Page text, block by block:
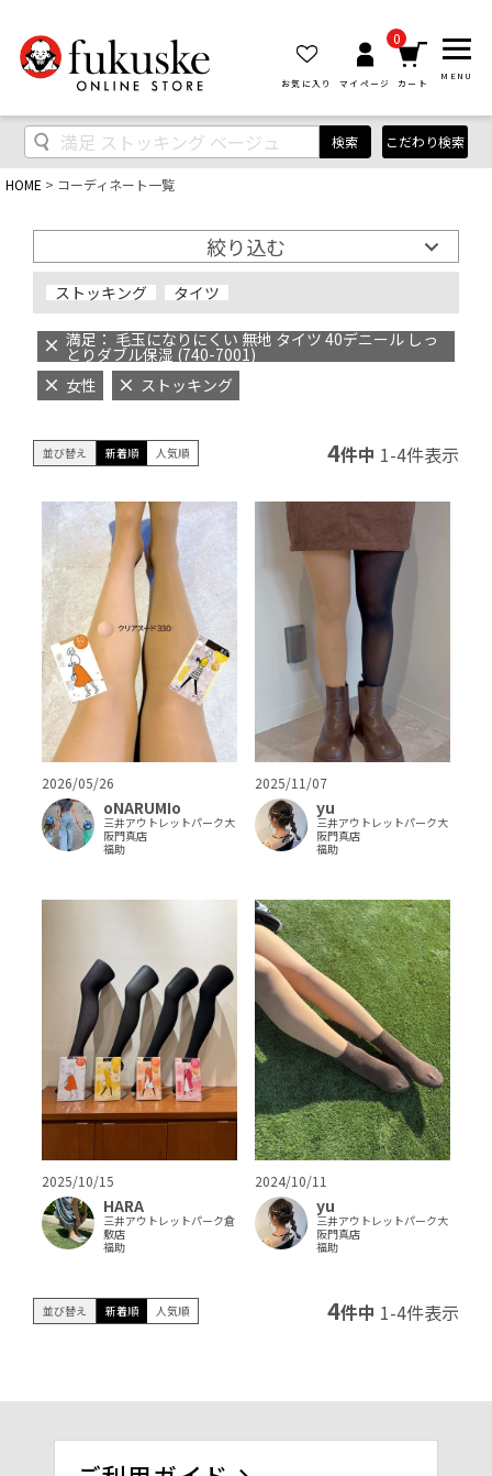
お気に入り マイページ
0
カート
MENU
検索 こだわり検索
HOME コーディネート一覧
絞り込む
ストッキング タイツ
満足： 毛玉になりにくい 無地 タイツ 40デニール しっ
とりダブル保湿 (740-7001)
女性
ストッキング
並び替え 新着順 人気順 4件中 1-4件表示
2026/05/26
oNARUMIo
三井アウトレットパーク大
阪門真店
福助
2025/11/07
yu
三井アウトレットパーク大
阪門真店
福助
2025/10/15
HARA
三井アウトレットパーク倉
敷店
福助
2024/10/11
yu
三井アウトレットパーク大
阪門真店
福助
並び替え 新着順 人気順 4件中 1-4件表示